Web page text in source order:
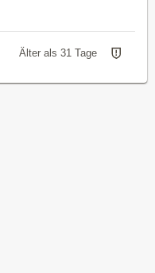
Älter als 31 Tage